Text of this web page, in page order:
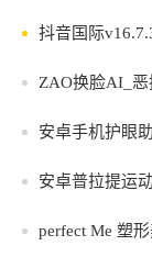
抖音国际
ZAO换脸AI_
安卓手机护眼
安卓普拉提运
perfect Me 塑